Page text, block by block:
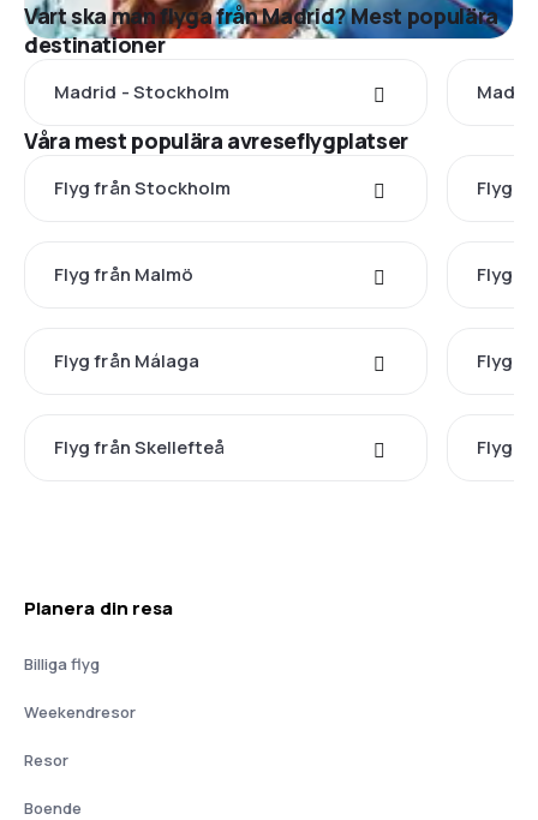
Vart ska man flyga från Madrid? Mest populära
destinationer
Madrid - Stockholm
Våra mest populära avreseflygplatser
Flyg från Stockholm Flyg
Flyg från Malmö Flyg
Flyg från Málaga Flyg
Flyg från Skellefteå Flyg
Planera din resa
Billiga flyg
Weekendresor
Resor
Boende